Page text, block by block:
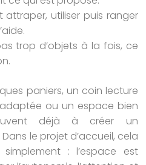
attraper, utiliser puis ranger
trop d’objets à la fois, ce
paniers, un coin lecture
ou un espace bien
déjà à créer un
le projet d’accueil, cela
: l’espace est